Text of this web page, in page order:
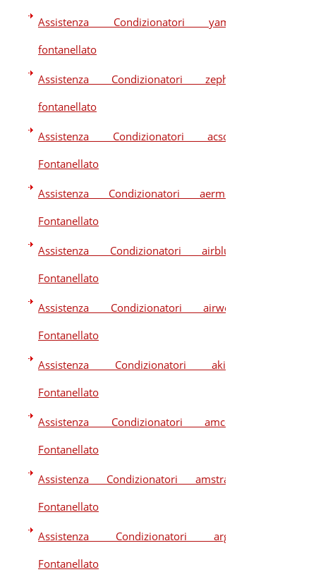
Assistenza Condizionatori yama
fontanellato
Assistenza Condizionatori zephir
fontanellato
Assistenza Condizionatori acson
Fontanellato
Assistenza Condizionatori aermec
Fontanellato
Assistenza Condizionatori airblue
Fontanellato
Assistenza Condizionatori airwell
Fontanellato
Assistenza Condizionatori akira
Fontanellato
Assistenza Condizionatori amcor
Fontanellato
Assistenza Condizionatori amstrad
Fontanellato
Assistenza Condizionatori argo
Fontanellato